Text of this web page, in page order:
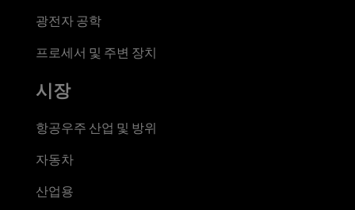
광전자 공학
프로세서 및 주변 장치
시장
항공우주 산업 및 방위
자동차
산업용